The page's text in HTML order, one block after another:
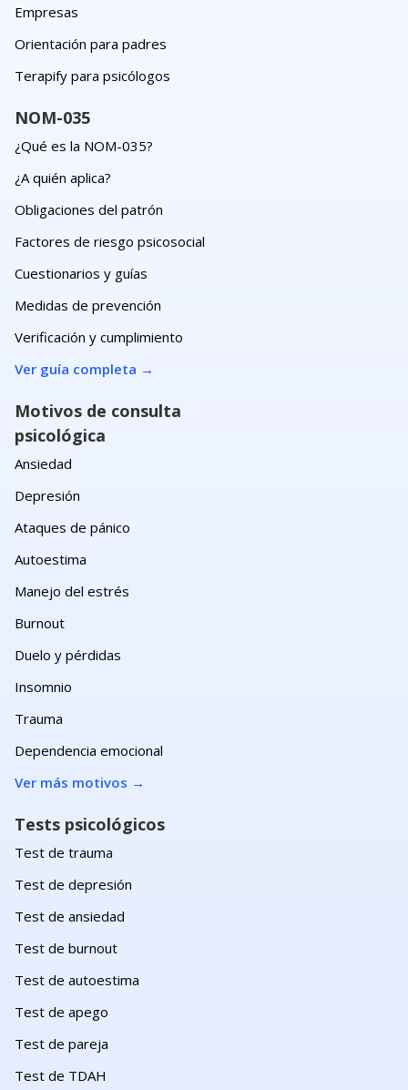
Empresas
Orientación para padres
Terapify para psicólogos
NOM-035
¿Qué es la NOM-035?
¿A quién aplica?
Obligaciones del patrón
Factores de riesgo psicosocial
Cuestionarios y guías
Medidas de prevención
Verificación y cumplimiento
Ver guía completa →
Motivos de consulta
psicológica
Ansiedad
Depresión
Ataques de pánico
Autoestima
Manejo del estrés
Burnout
Duelo y pérdidas
Insomnio
Trauma
Dependencia emocional
Ver más motivos →
Tests psicológicos
Test de trauma
Test de depresión
Test de ansiedad
Test de burnout
Test de autoestima
Test de apego
Test de pareja
Test de TDAH